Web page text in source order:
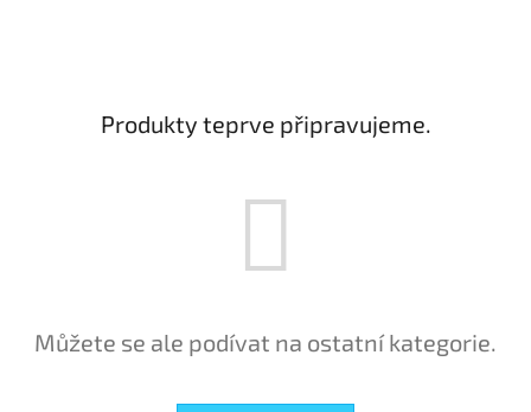
Produkty teprve připravujeme.
Můžete se ale podívat na ostatní kategorie.